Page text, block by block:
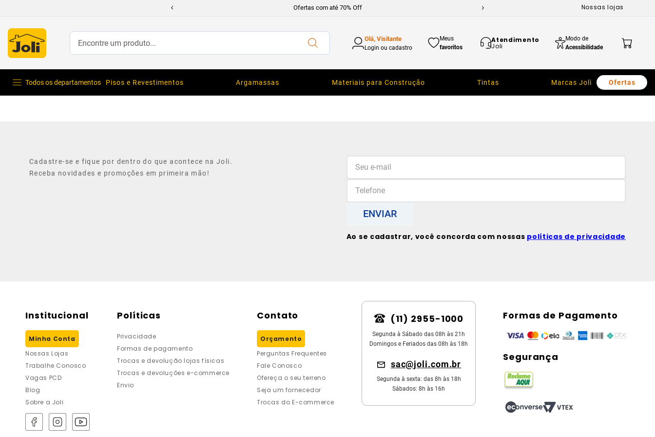
Ofertas com até 70% Off Nossas lojas
Encontre um produto... Olá, Visitante
Login ou cadastro
Meus
favoritos
Atendimento
Joli
Modo de
Acessibilidade
Todos os departamentos Pisos e Revestimentos Argamassas Materiais para Construção Tintas Marcas Joli Ofertas
Cadastre-se e fique por dentro do que acontece na Joli.
Receba novidades e promoções em primeira mão!
ENVIAR
Ao se cadastrar, você concorda com nossas políticas de privacidade
Institucional
Minha Conta
Nossas Lojas
Trabalhe Conosco
Vagas PCD
Blog
Sobre a Joli
Políticas
Privacidade
Formas de pagamento
Trocas e devolução lojas físicas
Trocas e devoluções e-commerce
Envio
Contato
Orçamento
Perguntas Frequentes
Fale Conosco
Ofereça o seu terreno
Seja um fornecedor
Trocas do E-commerce
(11) 2955-1000
Segunda à Sábado das 08h às 21h
Domingos e Feriados das 08h às 18h
sac@joli.com.br
Segunda à sexta: das 8h às 18h
Sábados: 8h às 16h
Formas de Pagamento
Segurança